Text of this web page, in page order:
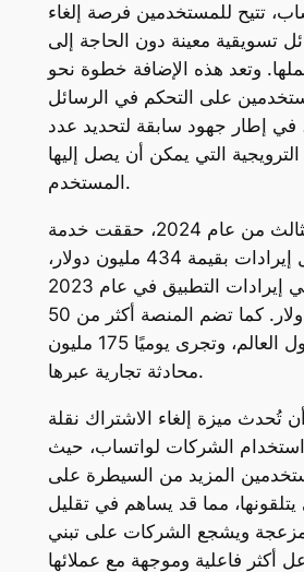
تتيح للمستخدمين فرصة إلغاء
تسويقية معينة دون الحاجة إلى
وتعد هذه الإضافة خطوة نحو
على التحكم في الرسائل
في إطار جهود سابقة لتحديد عدد
الترويجية التي يمكن أن يصل إليها
المستخدم.
في الربع الثالث من عام 2024، حققت خدمة
واتساب للأعمال إيرادات بقيمة 434 مليون دولار،
بينما بلغ إجمالي إيرادات التطبيق في عام 2023
نحو 1.3 مليار دولار. كما تضم المنصة أكثر من 50
مليون شركة حول العالم، وتجرى يوميًا 175 مليون
محادثة تجارية عبرها.
تُحدث ميزة إلغاء الاشتراك نقلة
الشركات لواتساب، حيث
المزيد من السيطرة على
يتلقونها، مما قد يساهم في تقليل
ويشجع الشركات على تبني